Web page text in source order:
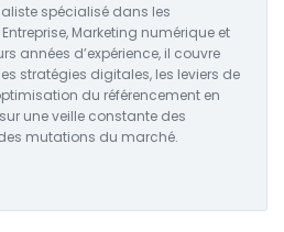
spécialisé dans les
Marketing numérique et
années d’expérience, il couvre
stratégies digitales, les leviers de
du référencement en
une veille constante des
mutations du marché.